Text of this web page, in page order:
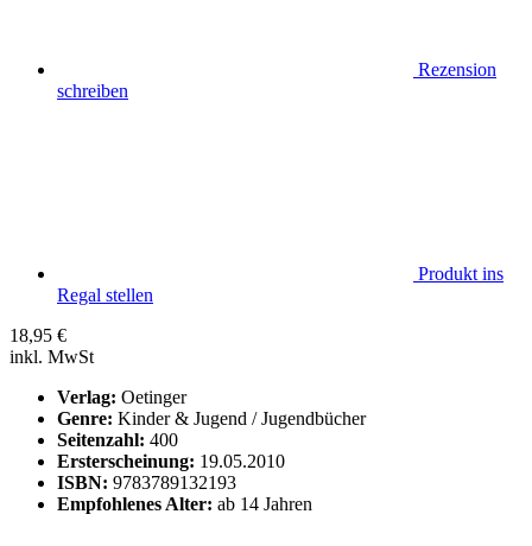
Rezension
schreiben
Produkt ins
Regal stellen
18,95 €
inkl. MwSt
Verlag: Oetinger
Genre: Kinder & Jugend / Jugendbücher
Seitenzahl: 400
Ersterscheinung: 19.05.2010
ISBN: 9783789132193
Empfohlenes Alter: ab 14 Jahren